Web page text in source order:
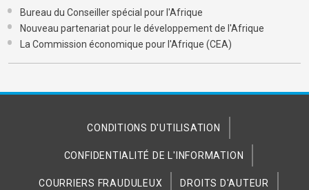
Bureau du Conseiller spécial pour l'Afrique
Nouveau partenariat pour le développement de l'Afrique
La Commission économique pour l'Afrique (CEA)
CONDITIONS D'UTILISATION
CONFIDENTIALITÉ DE L'INFORMATION
COURRIERS FRAUDULEUX DROITS D'AUTEUR